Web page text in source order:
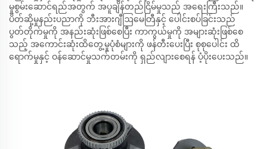
မှုစွမ်းဆောင်ရည်အတွက် အပူချိန်တည်ငြိမ်မှုသည် အရေးကြီးသည်။
ပိတ်ဆို့မှုနည်းပညာကို ဘီးအားဂျီဩမေတြီနှင့် ပေါင်းစပ်ခြင်းသည်
ပွတ်တိုက်မှုကို အနည်းဆုံးဖြစ်စေပြီး ကာကွယ်မှုကို အများဆုံးဖြစ်စေ
သည့် အကောင်းဆုံးထိတွေ့မှုပုံစံများကို ဖန်တီးပေးပြီး စုစုပေါင်း ထိ
ရောက်မှုနှင့် ဝန်ဆောင်မှုသက်တမ်းကို ရှည်လျားစေရန် ပံ့ပိုးပေးသည်။